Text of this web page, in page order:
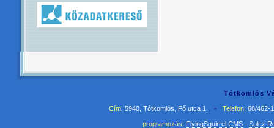
Tótkomlós
Cím: 5940, Tótkomlós, Fő utca 1. • Telefon: 68/462-
programozás: FlyingSquirrel CMS- Sulcz